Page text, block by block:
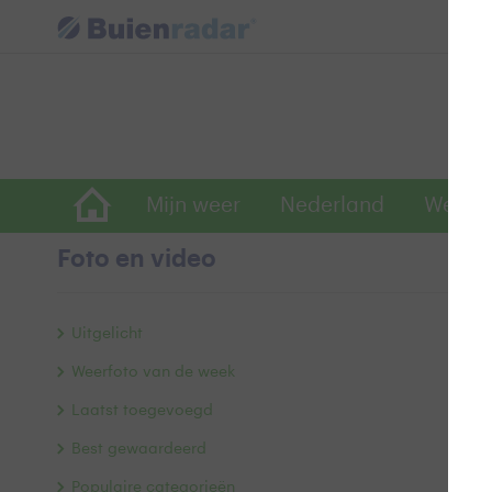
Mijn weer Nederland
Foto en video
Uitgelicht
Weerfoto van de week
Laatst toegevoegd
Best gewaardeerd
Populaire categorieën